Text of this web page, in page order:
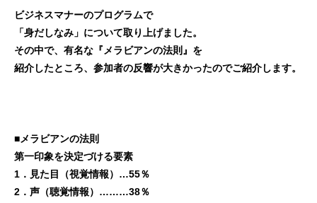
利用者の声
働き続けるための土台
ビジネスマナーのプログラムで
「身だしなみ」について取り上げました。
その中で、有名な『メラビアンの法則』を
紹介したところ、参加者の反響が大きかったのでご紹介します。
■メラビアンの法則
第一印象を決定づける要素
1．見た目（視覚情報）…55％
2．声（聴覚情報）………38％